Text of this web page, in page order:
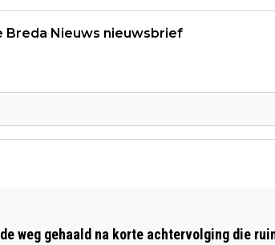
Breda Nieuws nieuwsbrief
weg gehaald na korte achtervolging die